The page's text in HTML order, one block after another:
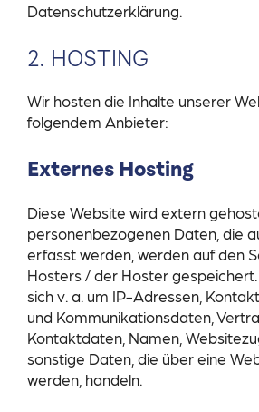
Datenschutzerklärung.
2. HOSTING
Wir hosten die Inhalte unserer
folgendem Anbieter:
Externes Hosting
Diese Website wird extern
personenbezogenen Daten, die
erfasst werden, werden auf den
Hosters / der Hoster
sich v. a. um IP-Adressen,
und Kommunikationsdaten,
Kontaktdaten, Namen,
sonstige Daten, die über eine
werden, handeln.